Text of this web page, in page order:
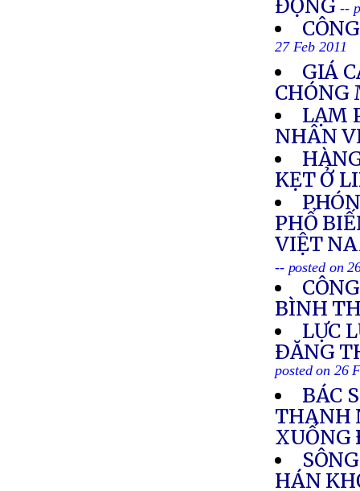
ĐỘNG --
27 Feb 2011
GIÁ
CHÓNG
LẠM
NHÂN
KẸT Ở
PHỔ
VIỆT
-- posted on
BÌNH
LỰC
ÐĂNG
posted on 26
BÁC
THANH
XUỐNG
HÁN